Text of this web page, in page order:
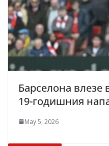
Барселона влезе
19-годишния
May 5, 2026